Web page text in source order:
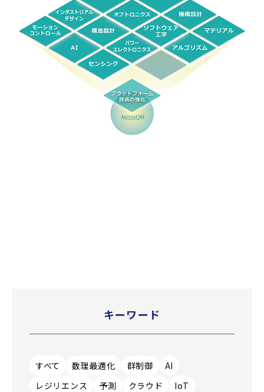
キーワード
すべて 数理最適化 群制御
AI
レジリエンス
予測 クラウド
IoT